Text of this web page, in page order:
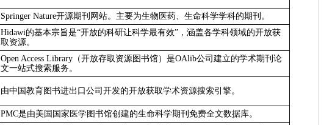
Springer Nature开源期刊网站。主要为生物医药、生命科学学科的期刊。
Hidawi的基本宗旨是“开放的科研让科学最有效”，涵盖各学科领域的开放获
取资源。
Open Access Library （开放存取资源图书馆）是OAlib公司建立的学术期刊论
文一站式搜索服务。
由中国教育图书进出口公司开发的开放获取学术资源搜索引擎。
PMC是由美国国家医学图书馆创建的生命科学期刊免费全文数据库。